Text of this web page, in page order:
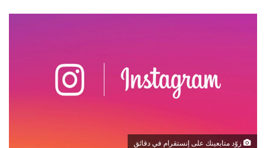
زوّد متابعينك على إنستقرام في دقائق